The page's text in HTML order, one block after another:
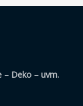
– Deko – uvm.